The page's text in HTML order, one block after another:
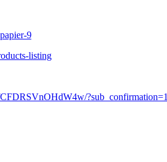
9
listing
?sub_confirmation=1